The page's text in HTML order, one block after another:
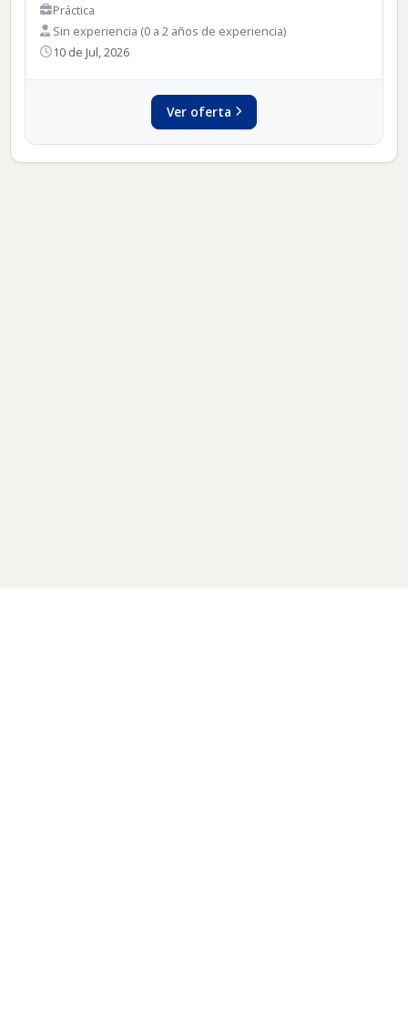
Práctica
Sin experiencia (0 a 2 años de experiencia)
10 de Jul, 2026
Ver oferta